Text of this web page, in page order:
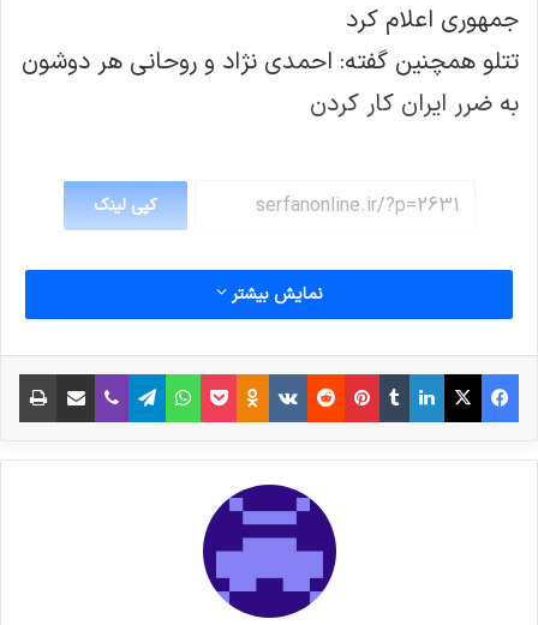
جمهوری اعلام کرد
تتلو همچنین گفته: احمدى نژاد و روحانى هر دوشون
به ضرر ايران كار كردن
کپی لینک
نمایش بیشتر
فیس بوک X لینکدین
‫تامبلر‫پین‌ترست
‫رددیت‫VKontakte
‫Odnoklassniki
پاکتواتس آپ تلگراموایبر اشتراک گذاری از طریق ایمیل